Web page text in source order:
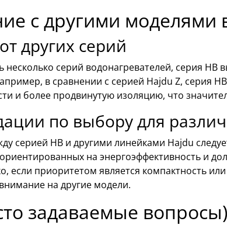
с другими моделями
других серий
несколько серий водонагревателей, серия HB
в сравнении с серией Hajdu Z, серия
и более продвинутую изоляцию, что
по выбору для
серией HB и другими линейками Hajdu
на энергоэффективность и
если приоритетом является компактность
на другие модели.
задаваемые вопросы)